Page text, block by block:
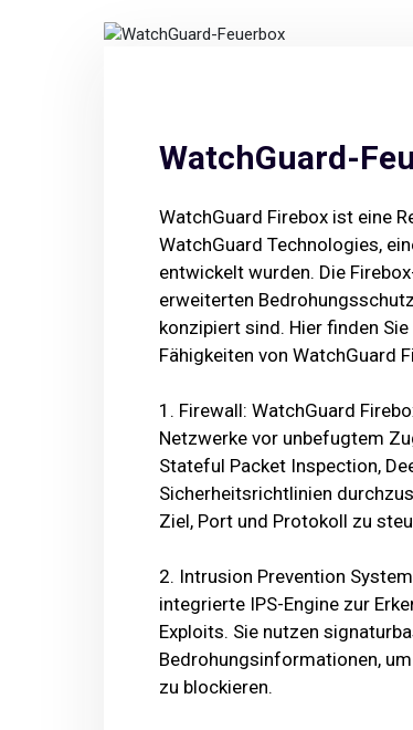
WatchGuard-
WatchGuard Firebox ist eine
WatchGuard Technologies,
entwickelt wurden. Die
erweiterten
konzipiert sind. Hier finden
Fähigkeiten von WatchGuard
1. Firewall: WatchGuard
Netzwerke vor unbefugtem
Stateful Packet Inspection,
Sicherheitsrichtlinien
Ziel, Port und Protokoll zu
2. Intrusion Prevention
integrierte IPS-Engine zur
Exploits. Sie nutzen
Bedrohungsinformationen,
zu blockieren.